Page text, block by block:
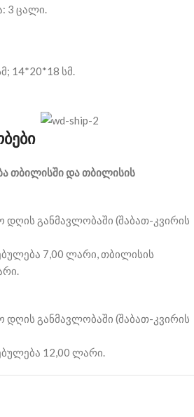
3 ცალი.
14*20*18 სმ.
თბილისში და თბილისის
დღის განმავლობაში (შაბათ-კვირის
7,00 ლარი, თბილისის
დღის განმავლობაში (შაბათ-კვირის
12,00 ლარი.